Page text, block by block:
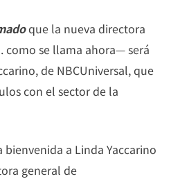
que la nueva directora
como se llama ahora— será
de NBCUniversal, que
con el sector de la
bienvenida a Linda Yaccarino
general de